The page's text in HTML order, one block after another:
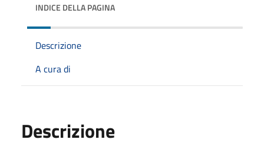
INDICE DELLA PAGINA
Descrizione
A cura di
Descrizione